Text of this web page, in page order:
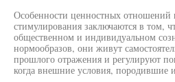
Особенности ценностных отношений
стимулирования заключаются в том,
общественном и индивидуальном
нормообразов, они живут
прошлого отражения и регулируют
когда внешние условия, породившие